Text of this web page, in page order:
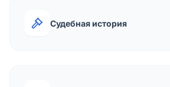
Судебная история